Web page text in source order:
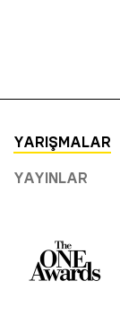
YARIŞMALAR
YAYINLAR